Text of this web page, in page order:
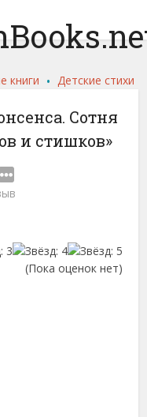
книги . Детские стихи
Сотня
и стишков»
(Пока оценок нет)